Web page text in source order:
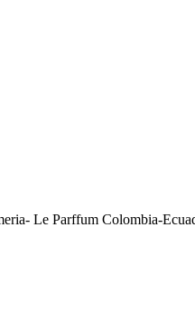
Le Parffum Colombia-